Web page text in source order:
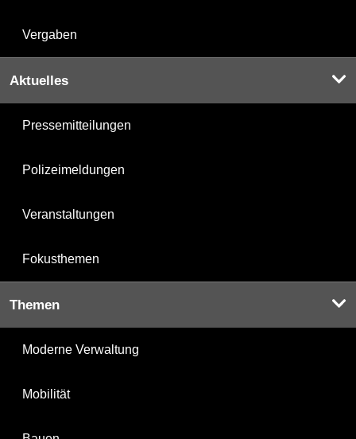
Vergaben
Aktuelles
Pressemitteilungen
Polizeimeldungen
Veranstaltungen
Fokusthemen
Themen
Moderne Verwaltung
Mobilität